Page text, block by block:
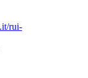
rui-